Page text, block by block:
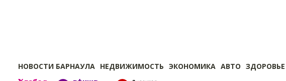
НОВОСТИ БАРНАУЛА НЕДВИЖИМОСТЬ ЭКОНОМИКА АВТО ЗДОРОВЬЕ